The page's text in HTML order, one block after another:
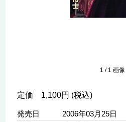
1 / 1 画像
定価 1,100円 (税込)
発売日
2006年03月25日